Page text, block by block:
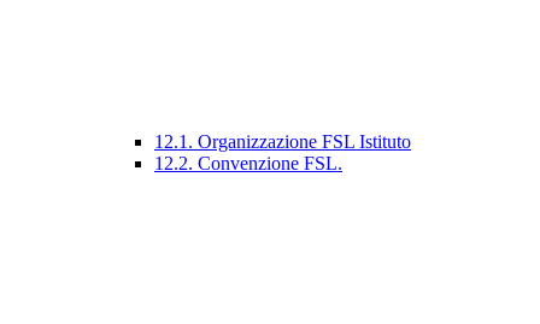
12.1. Organizzazione FSL Istituto
12.2. Convenzione FSL.